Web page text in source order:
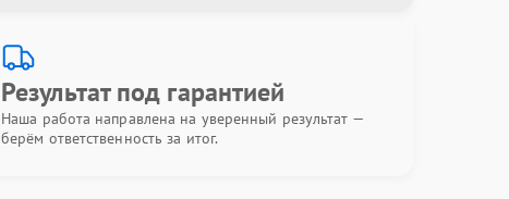
Результат под гарантией
Наша работа направлена на уверенный результат —
берём ответственность за итог.